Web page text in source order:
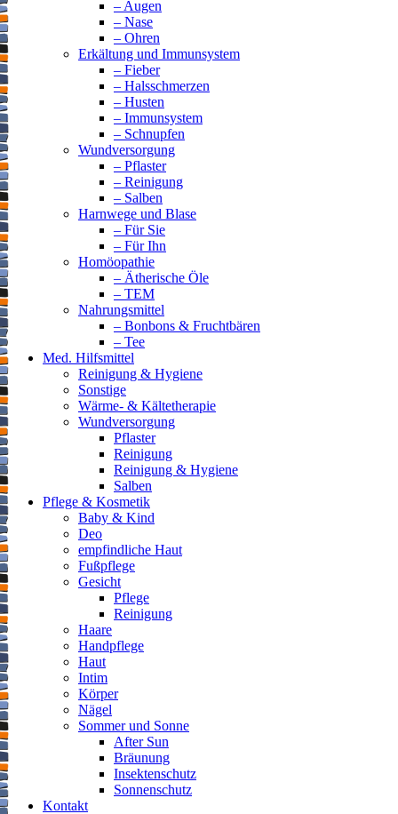
– Augen
– Nase
– Ohren
Erkältung und Immunsystem
– Fieber
– Halsschmerzen
– Husten
– Immunsystem
– Schnupfen
Wundversorgung
– Pflaster
– Reinigung
– Salben
Harnwege und Blase
– Für Sie
– Für Ihn
Homöopathie
– Ätherische Öle
– TEM
Nahrungsmittel
– Bonbons & Fruchtbären
– Tee
Med. Hilfsmittel
Reinigung & Hygiene
Sonstige
Wärme- & Kältetherapie
Wundversorgung
Pflaster
Reinigung
Reinigung & Hygiene
Salben
Pflege & Kosmetik
Baby & Kind
Deo
empfindliche Haut
Fußpflege
Gesicht
Pflege
Reinigung
Haare
Handpflege
Haut
Intim
Körper
Nägel
Sommer und Sonne
After Sun
Bräunung
Insektenschutz
Sonnenschutz
Kontakt